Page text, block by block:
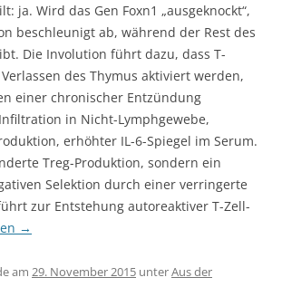
ja. Wird das Gen Foxn1 „ausgeknockt“,
beschleunigt ab, während der Rest des
Die Involution führt dazu, dass T-
des Thymus aktiviert werden,
einer chronischer Entzündung
in Nicht-Lymphgewebe,
erhöhter IL-6-Spiegel im Serum.
Treg-Produktion, sondern ein
Selektion durch einer verringerte
zur Entstehung autoreaktiver T-Zell-
→
am 29. November 2015 unterAus der